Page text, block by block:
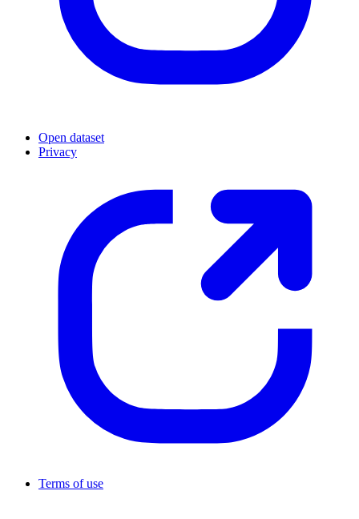
Open dataset
Privacy
Terms of use